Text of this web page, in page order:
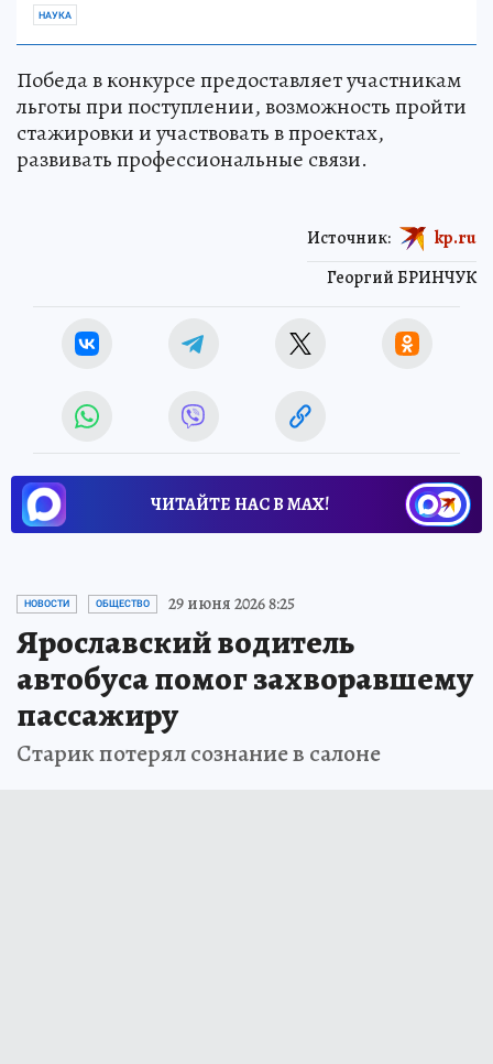
НАУКА
Победа в конкурсе предоставляет участникам
льготы при поступлении, возможность пройти
стажировки и участвовать в проектах,
развивать профессиональные связи.
Георгий БРИНЧУК
Источник: kp.ru
ЧИТАЙТЕ НАС В МАХ!
НОВОСТИ ОБЩЕСТВО 29 июня 2026 8:25
Ярославский водитель
автобуса помог захворавшему
пассажиру
Старик потерял сознание в салоне